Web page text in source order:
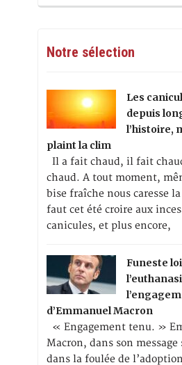
Notre sélection
Les
depuis
l’histoire,
plaint la clim
Il a fait chaud, il fait
chaud. A tout moment,
bise fraîche nous caresse
faut cet été croire aux
canicules, et plus encore,
Funeste
d’Emmanuel Macron
« Engagement tenu. »
Macron, dans son
dans la foulée de